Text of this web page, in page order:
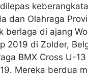
dan Olahraga
berlaga di ajang
2019 di Zolder,
BMX Cross U-
Mereka berdua